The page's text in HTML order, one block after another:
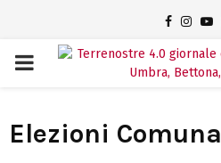
PRIMARY
Elezioni